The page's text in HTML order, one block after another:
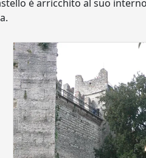
è arricchito al suo